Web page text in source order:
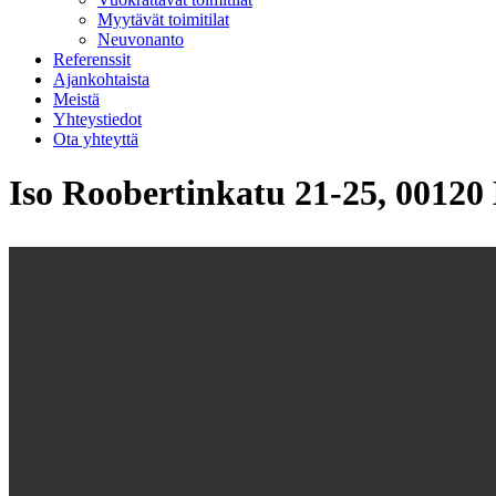
Myytävät toimitilat
Neuvonanto
Referenssit
Ajankohtaista
Meistä
Yhteystiedot
Ota yhteyttä
Iso Roobertinkatu 21-25,